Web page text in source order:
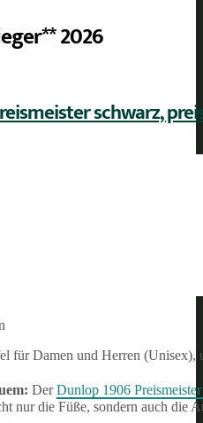
2026
schwarz,
für Damen und Herren (Unisex),
DerDunlop 1906
nur die Füße, sondern auch die